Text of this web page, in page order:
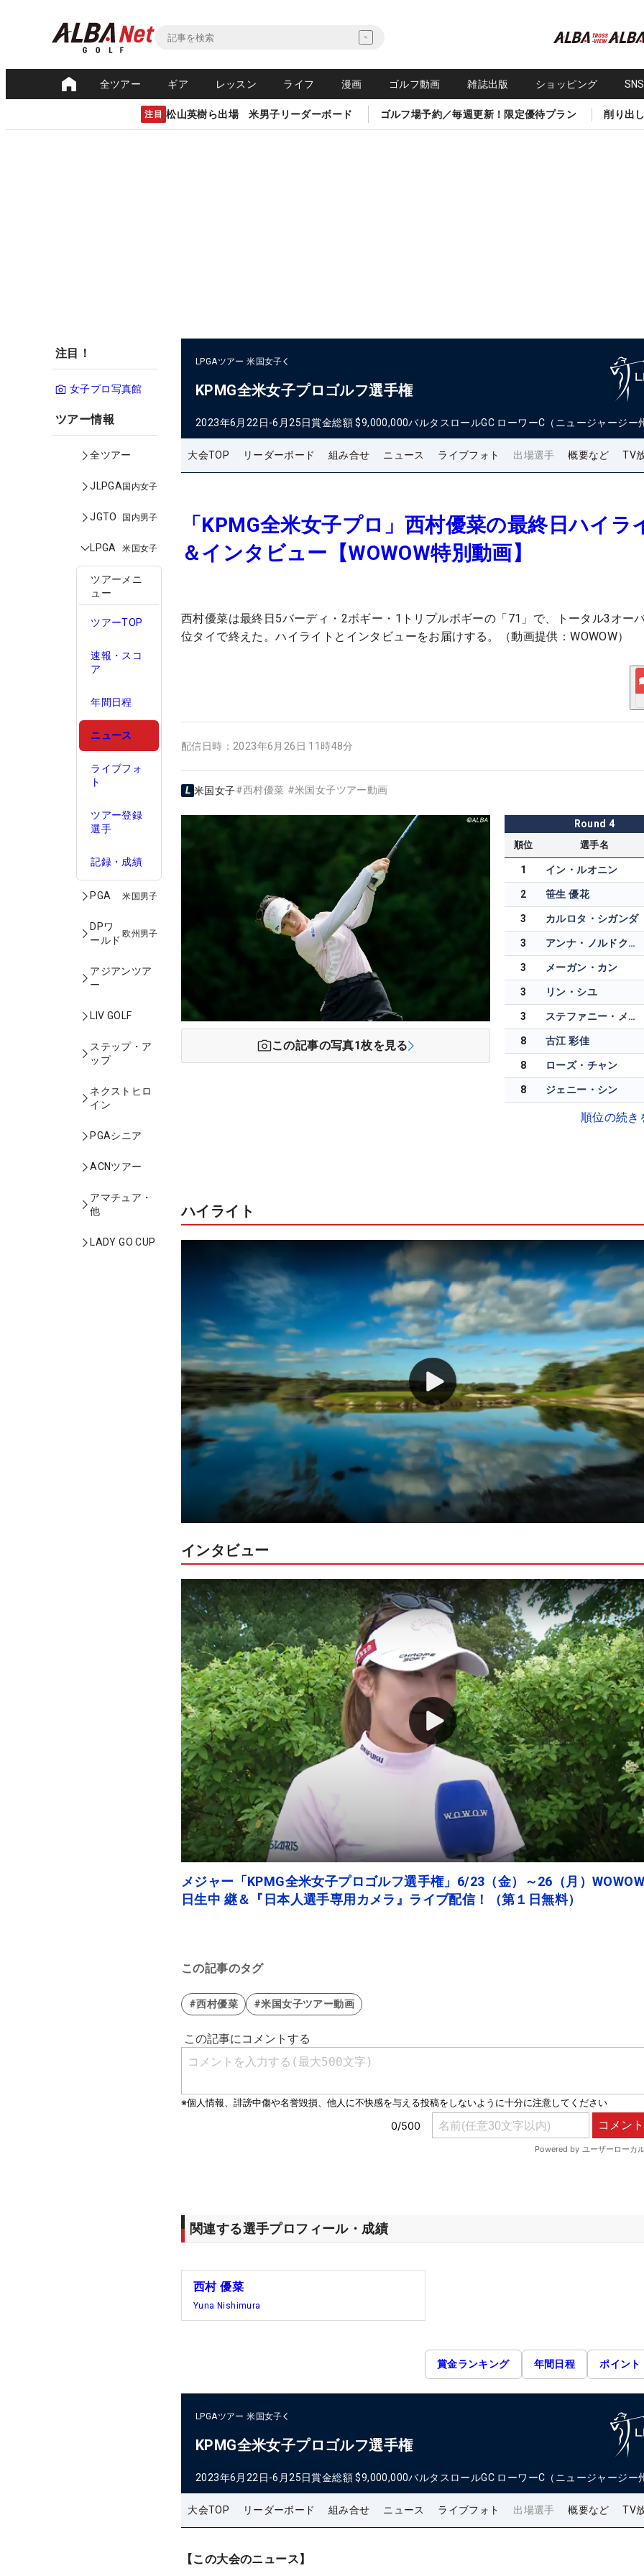
全ツアー ギア レッスン ライフ 漫画 ゴルフ動画 雑誌出版 ショッピング
注目 松山英樹ら出場 米男子リーダーボード ゴルフ場予約／毎週更新！限定優待プラン 削り出
注目！
女子プロ写真館
ツアー情報
全ツアー
JLPGA国内女子
JGTO 国内男子
LPGA 米国女子
ツアーメニ
ュー
ツアーTOP
速報・スコ
ア
年間日程
ニュース
ライブフォ
ト
ツアー登録
選手
記録・成績
PGA 米国男子
DPワ
ールド
欧州男子
アジアンツア
ー
LIV GOLF
ステップ・ア
ップ
ネクストヒロ
イン
PGAシニア
ACNツアー
アマチュア・
他
LADY GO CUP
LPGAツアー 米国女子
KPMG全米女子プロゴルフ選手権
2023年6月22日-6月25日賞金総額 $9,000,000バルタスロールGC ローワーC（ニュージャージー
大会TOP リーダーボード 組み合せ ニュース ライブフォト 出場選手 概要など TV
「KPMG全米女子プロ」西村優菜の最終日ハイラ
＆インタビュー【WOWOW特別動画】
西村優菜は最終日5バーディ・2ボギー・1トリプルボギーの「71」で、トータル3オー
位タイで終えた。ハイライトとインタビューをお届けする。（動画提供：WOWOW）
配信日時： 2023年6月26日 11時48分
米国女子#西村優菜 #米国女子ツアー動画
この記事の写真1枚を見る
Round 4
順位 選手名
1 イン・ルオニン
2 笹生 優花
3 カルロタ・シガンダ
3 アンナ・ノルドクビスト
3 メーガン・カン
3 リン・シユ
3 ステファニー・メドウ
8 古江 彩佳
8 ローズ・チャン
8 ジェニー・シン
順位の続き
ハイライト
インタビュー
メジャー「KPMG全米女子プロゴルフ選手権」6/23（金）～26（月）
日生中 継＆『日本人選手専用カメラ』ライブ配信！（第１日無料）
この記事のタグ
#西村優菜 #米国女子ツアー動画
関連する選手プロフィール・成績
西村 優菜
Yuna Nishimura
賞金ランキング 年間日程 ポイント
LPGAツアー 米国女子
KPMG全米女子プロゴルフ選手権
2023年6月22日-6月25日賞金総額 $9,000,000バルタスロールGC ローワーC（ニュージャージー
大会TOP リーダーボード 組み合せ ニュース ライブフォト 出場選手 概要など TV
【この大会のニュース】